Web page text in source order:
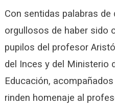
Con sentidas palabras de
orgullosos de haber sido
pupilos del profesor
del Inces y del Ministerio
Educación,
rinden homenaje al